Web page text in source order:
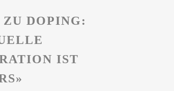
DOPING:
IST